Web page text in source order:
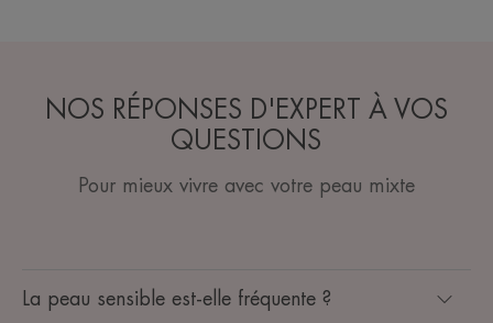
NOS RÉPONSES D'EXPERT À VOS
QUESTIONS
Pour mieux vivre avec votre peau mixte
La peau sensible est-elle fréquente ?